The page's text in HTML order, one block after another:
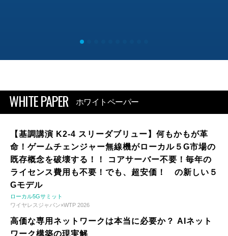
WHITE PAPER ホワイトペーパー
【基調講演 K2-4 スリーダブリュー】何もかもが革
命！ゲームチェンジャー無線機がローカル５G市場の
既存概念を破壊する！！ コアサーバー不要！毎年の
ライセンス費用も不要！でも、超安価！ の新しい５
Gモデル
ローカル5Gサミット
ワイヤレスジャパン×WTP 2026
高価な専用ネットワークは本当に必要か？ AIネット
ワーク構築の現実解